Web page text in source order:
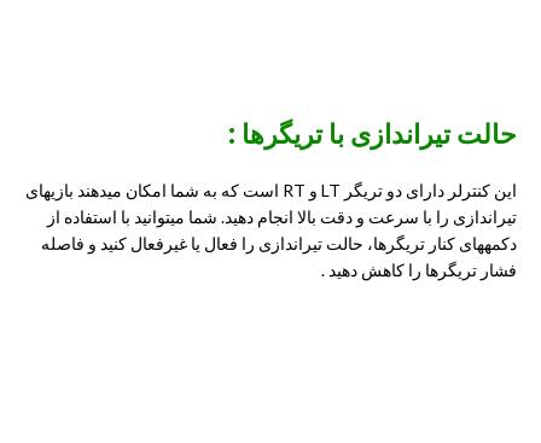
حالت تیراندازی با تریگرها :
این کنترلر دارای دو تریگر LT و RT است که به شما امکان میدهند بازیهای
تیراندازی را با سرعت و دقت بالا انجام دهید. شما میتوانید با استفاده از
دکمههای کنار تریگرها، حالت تیراندازی را فعال یا غیرفعال کنید و فاصله
فشار تریگرها را کاهش دهید .